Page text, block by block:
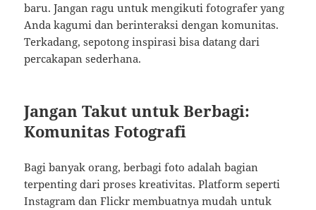
baru. Jangan ragu untuk mengikuti fotografer yang
Anda kagumi dan berinteraksi dengan komunitas.
Terkadang, sepotong inspirasi bisa datang dari
percakapan sederhana.
Jangan Takut untuk Berbagi:
Komunitas Fotografi
Bagi banyak orang, berbagi foto adalah bagian
terpenting dari proses kreativitas. Platform seperti
Instagram dan Flickr membuatnya mudah untuk